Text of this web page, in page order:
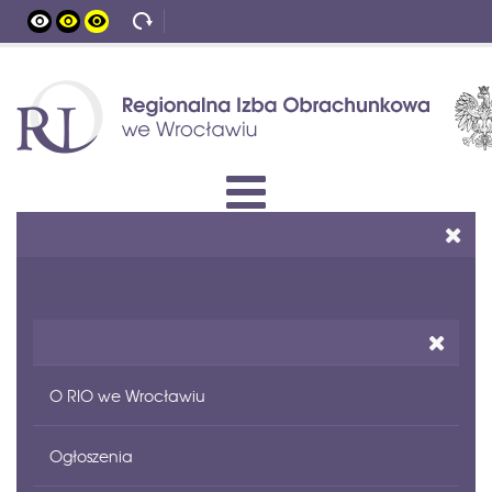
O RIO we Wrocławiu
Status prawny
Ogłoszenia